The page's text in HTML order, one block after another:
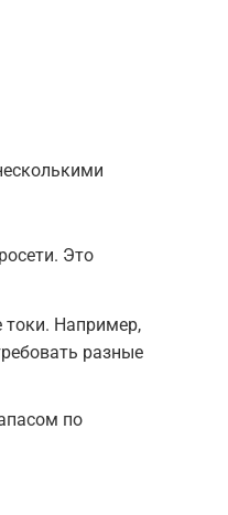
Это
токи. Например,
разные
по